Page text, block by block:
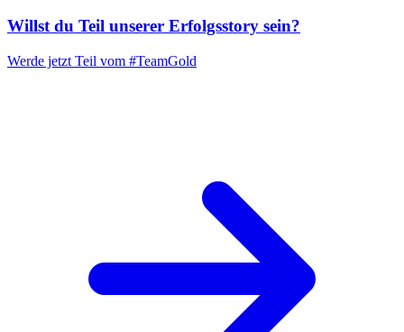
Willst du Teil unserer Erfolgsstory sein?
Werde jetzt Teil vom #TeamGold